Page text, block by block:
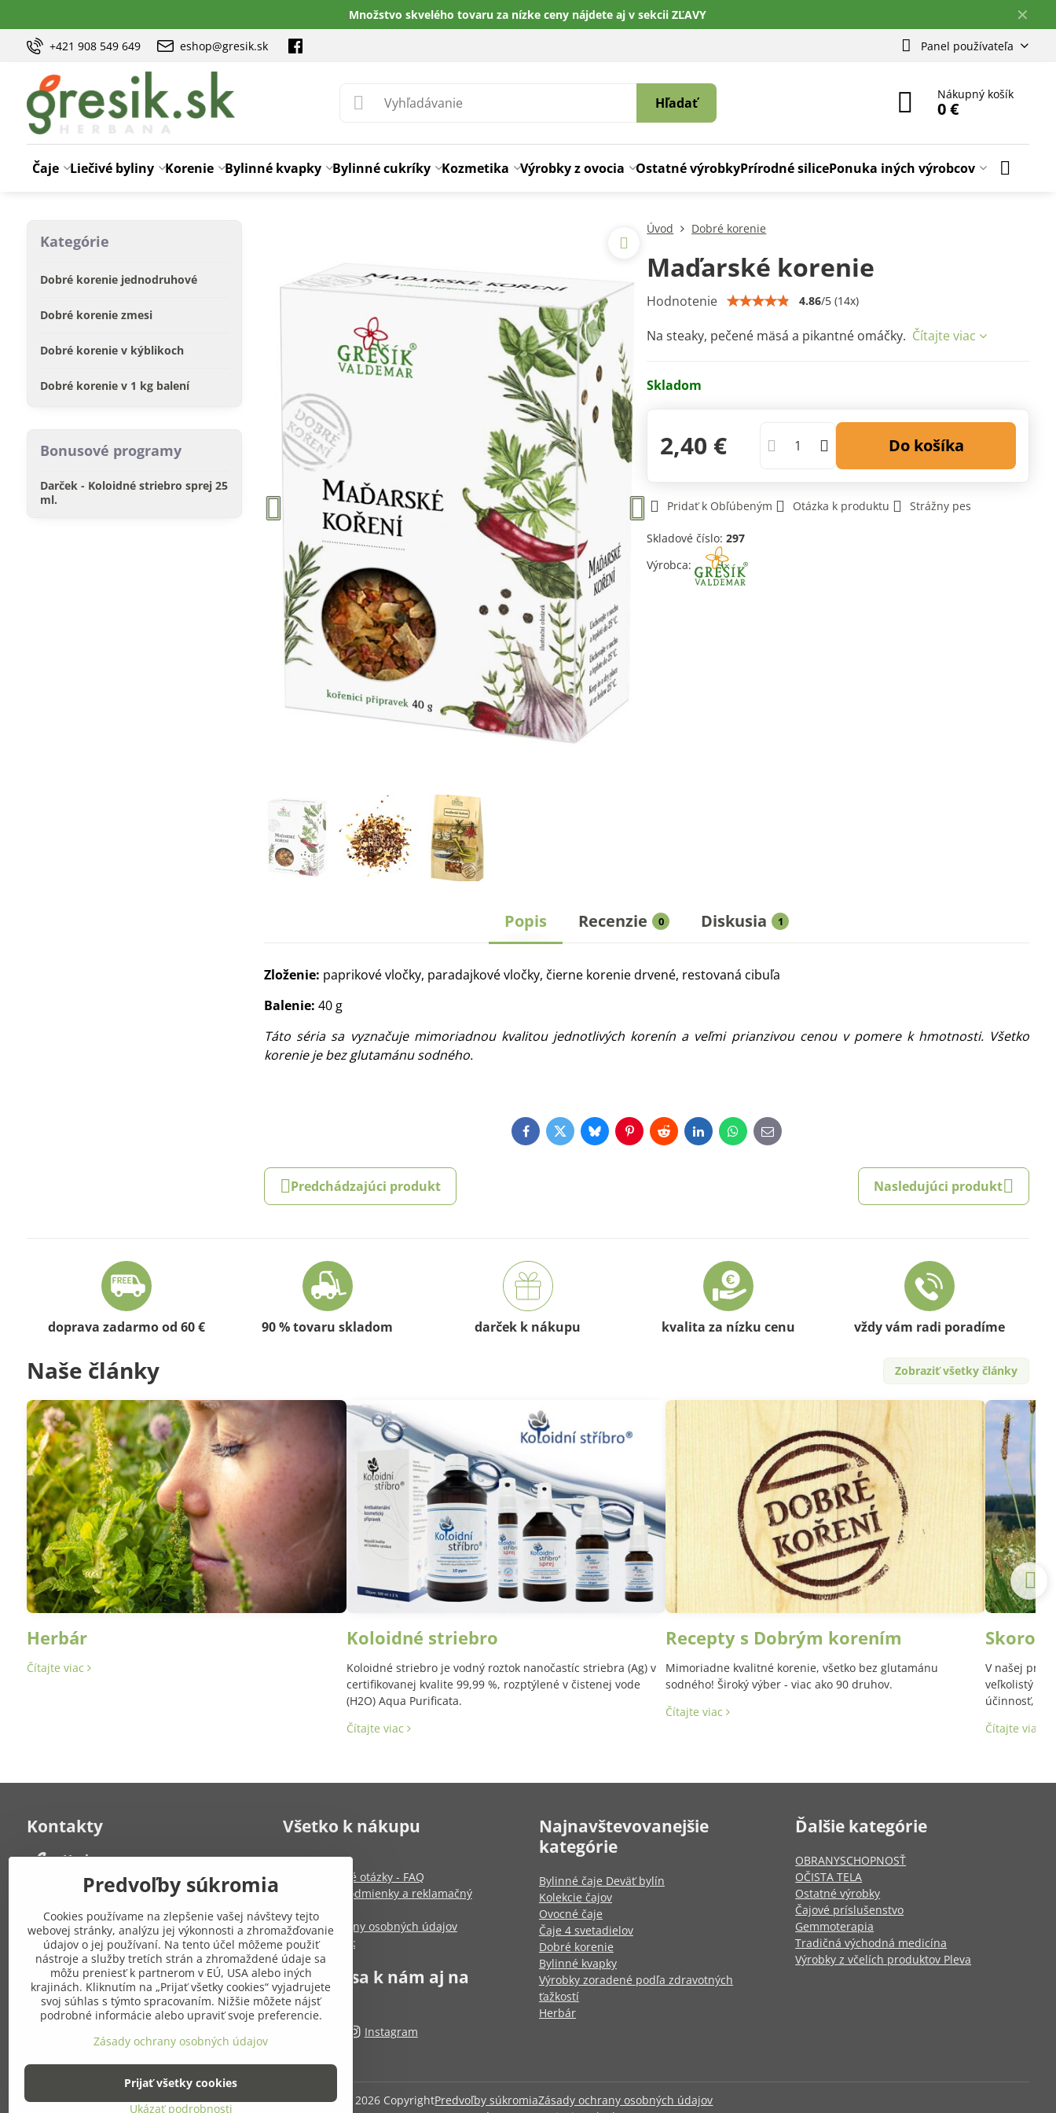
✕
Množstvo skvelého tovaru za nízke ceny nájdete aj v sekcii ZĽAVY
+421 908 549 649 eshop@gresik.sk Panel používateľa
Hľadať
Nákupný košík
0 €
Čaje Liečivé byliny Korenie Bylinné kvapky Bylinné cukríky Kozmetika Výrobky z ovocia Ostatné výrobkyPrírodné silicePonuka iných výrobcov
Úvod Dobré korenie
Maďarské korenie
Hodnotenie 4.86/5 (14x)
Na steaky, pečené mäsá a pikantné omáčky. Čítajte viac
Skladom
2,40 € Do košíka
Pridať k Obľúbeným Otázka k produktu Strážny pes
Skladové číslo:297
Výrobca:
Popis Recenzie 0 Diskusia 1
Zloženie: paprikové vločky, paradajkové vločky, čierne korenie drvené, restovaná cibuľa
Balenie: 40 g
Táto séria sa vyznačuje mimoriadnou kvalitou jednotlivých korenín a veľmi prianzivou cenou v pomere k hmotnosti. Všetko
korenie je bez glutamánu sodného.
FacebookTwitterBlueskyPinterestRedditLinkedInWhatsApp
E-
mail
Predchádzajúci produkt Nasledujúci produkt
Kategórie
Dobré korenie jednodruhové
Dobré korenie zmesi
Dobré korenie v kýblikoch
Dobré korenie v 1 kg balení
Bonusové programy
Darček - Koloidné striebro sprej 25
ml.
doprava zadarmo od 60 € 90 % tovaru skladom darček k nákupu kvalita za nízku cenu vždy vám radi poradíme
Naše články
Herbár
Čítajte viac
Koloidné striebro
Koloidné striebro je vodný roztok nanočastíc striebra (Ag) v
certifikovanej kvalite 99,99 %, rozptýlené v čistenej vode
(H2O) Aqua Purificata.
Čítajte viac
Recepty s Dobrým korením
Mimoriadne kvalitné korenie, všetko bez glutamánu
sodného! Široký výber - viac ako 90 druhov.
Čítajte viac
V našej
veľkolistý a
účinnosť, aj
Čítajte viac
Zobraziť všetky články
Kontakty
Herbana, s​.r​.o​.
Strelecká 6
931 01 Šamorín
+421 908 549 649
eshop​@gresik​.sk
Osobný odber
Strelecká 6, Šamorín
Všetko k nákupu
Kontakt
Často kladené otázky - FAQ
Obchodné podmienky a reklamačný
poriadok
Zásady ochrany osobných údajov
Mapa stránok
Pridajte sa k nám aj na
sieťach
Instagram
Najnavštevovanejšie
kategórie
Bylinné čaje Deväť bylín
Kolekcie čajov
Ovocné čaje
Čaje 4 svetadielov
Dobré korenie
Bylinné kvapky
Výrobky zoradené podľa zdravotných
ťažkostí
Herbár
Ďalšie kategórie
OBRANYSCHOPNOSŤ
OČISTA TELA
Ostatné výrobky
Čajové príslušenstvo
Gemmoterapia
Tradičná východná medicína
Výrobky z včelích produktov Pleva
©2026 CopyrightPredvoľby súkromiaZásady ochrany osobných údajov
Predvoľby súkromia
Cookies používame na zlepšenie vašej návštevy tejto
webovej stránky, analýzu jej výkonnosti a zhromažďovanie
údajov o jej používaní. Na tento účel môžeme použiť
nástroje a služby tretích strán a zhromaždené údaje sa
môžu preniesť k partnerom v EÚ, USA alebo iných
krajinách. Kliknutím na „Prijať všetky cookies“ vyjadrujete
svoj súhlas s týmto spracovaním. Nižšie môžete nájsť
podrobné informácie alebo upraviť svoje preferencie.
Zásady ochrany osobných údajov
Ukázať podrobnosti
Prijať všetky cookies